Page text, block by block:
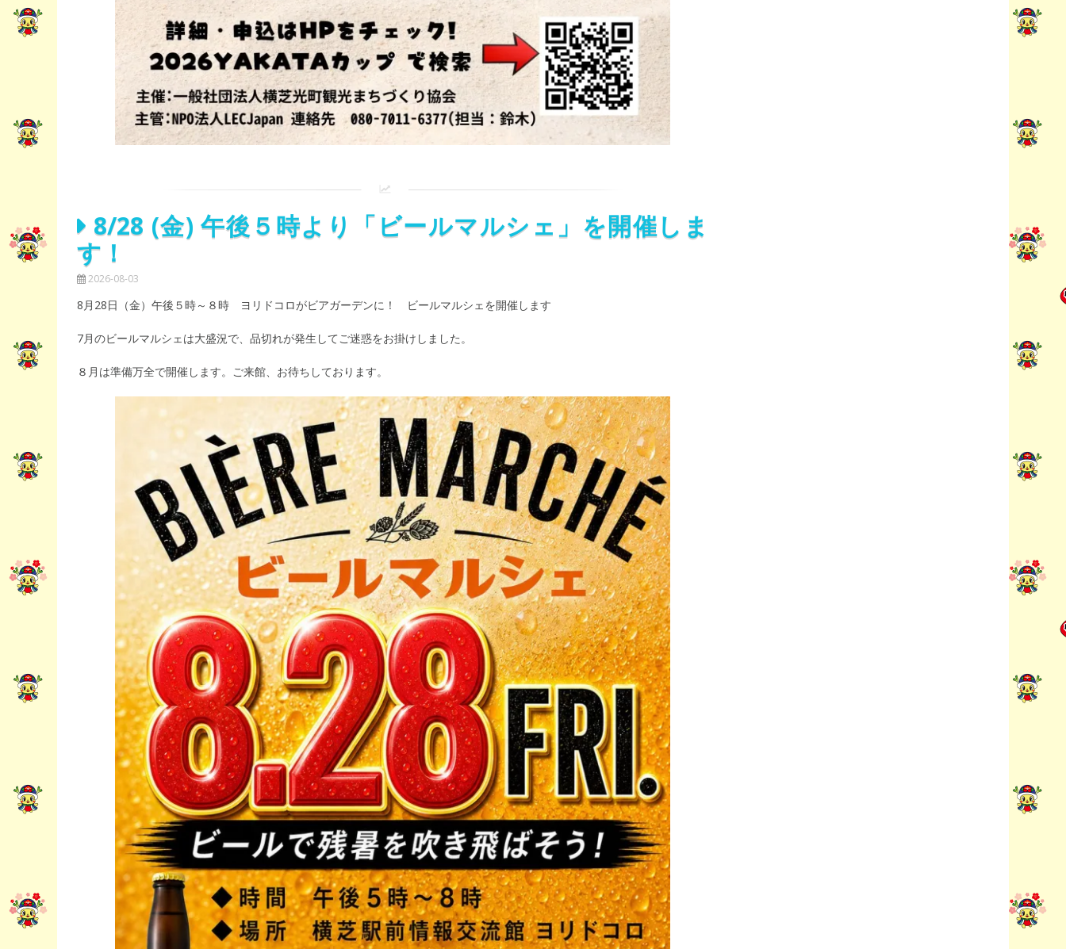
8/28 (金) 午後５時より「ビールマルシェ」を開催しま
す！
2026-08-03
8月28日（金）午後５時～８時 ヨリドコロがビアガーデンに！ ビールマルシェを開催します
7月のビールマルシェは大盛況で、品切れが発生してご迷惑をお掛けしました。
８月は準備万全で開催します。ご来館、お待ちしております。